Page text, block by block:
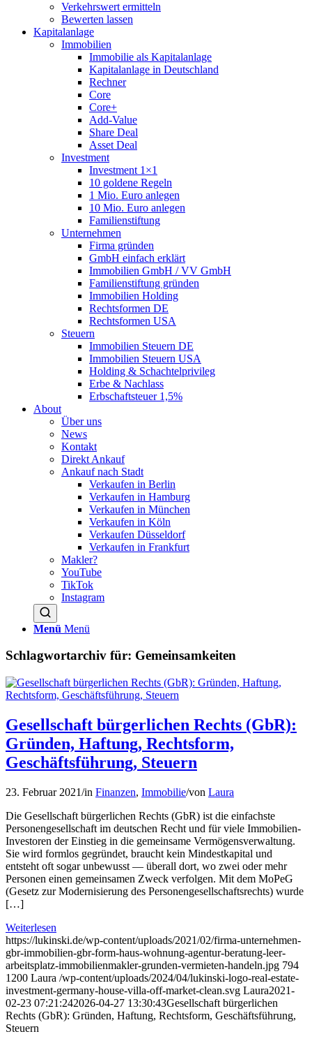
Verkehrswert ermitteln
Bewerten lassen
Kapitalanlage
Immobilien
Immobilie als Kapitalanlage
Kapitalanlage in Deutschland
Rechner
Core
Core+
Add-Value
Share Deal
Asset Deal
Investment
Investment 1×1
10 goldene Regeln
1 Mio. Euro anlegen
10 Mio. Euro anlegen
Familienstiftung
Unternehmen
Firma gründen
GmbH einfach erklärt
Immobilien GmbH / VV GmbH
Familienstiftung gründen
Immobilien Holding
Rechtsformen DE
Rechtsformen USA
Steuern
Immobilien Steuern DE
Immobilien Steuern USA
Holding & Schachtelprivileg
Erbe & Nachlass
Erbschaftsteuer 1,5%
About
Über uns
News
Kontakt
Direkt Ankauf
Ankauf nach Stadt
Verkaufen in Berlin
Verkaufen in Hamburg
Verkaufen in München
Verkaufen in Köln
Verkaufen Düsseldorf
Verkaufen in Frankfurt
Makler?
YouTube
TikTok
Instagram
Menü Menü
Schlagwortarchiv für: Gemeinsamkeiten
Gesellschaft bürgerlichen Rechts (GbR):
Gründen, Haftung, Rechtsform,
Geschäftsführung, Steuern
23. Februar 2021/in Finanzen, Immobilie/von Laura
Die Gesellschaft bürgerlichen Rechts (GbR) ist die einfachste
Personengesellschaft im deutschen Recht und für viele Immobilien-
Investoren der Einstieg in die gemeinsame Vermögensverwaltung.
Sie wird formlos gegründet, braucht kein Mindestkapital und
entsteht oft sogar unbewusst — überall dort, wo zwei oder mehr
Personen einen gemeinsamen Zweck verfolgen. Mit dem MoPeG
(Gesetz zur Modernisierung des Personengesellschaftsrechts) wurde
[…]
Weiterlesen
https://lukinski.de/wp-content/uploads/2021/02/firma-unternehmen-
gbr-immobilien-gbr-form-haus-wohnung-agentur-beratung-leer-
arbeitsplatz-immobilienmakler-grunden-vermieten-handeln.jpg 794
1200 Laura /wp-content/uploads/2024/04/lukinski-logo-real-estate-
investment-germany-house-villa-off-market-clean.svg Laura2021-
02-23 07:21:242026-04-27 13:30:43Gesellschaft bürgerlichen
Rechts (GbR): Gründen, Haftung, Rechtsform, Geschäftsführung,
Steuern